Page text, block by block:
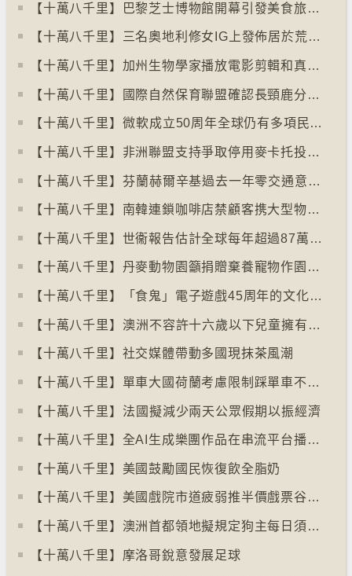
【十萬八千里】巴黎芝士博物館開幕引發美食旅遊熱潮
【十萬八千里】三名奧地利修女IG上發佈居於荒廢修道院情況結果廣受歡迎
【十萬八千里】加州生物學家播放電影剪輯和真人聲音驅狼
【十萬八千里】國際自然保育聯盟確認長頸鹿分四個品種有助制訂保育方案
【十萬八千里】⁠微軟成立50周年全球仍有多項民生系統沿用舊視窗系統
【十萬八千里】非洲聯盟支持爭取停用麥卡托投影法地點
【十萬八千里】⁠芬蘭赫爾辛基過去一年零交通意外致死個案
【十萬八千里】南韓連鎖咖啡店禁顧客携大型物品以減少長期佔位辦公情況
【十萬八千里】世衞報告估計全球每年超過87萬死亡個案與孤獨病有關
【十萬八千里】丹麥動物園籲捐贈棄養寵物作園內動物食糧
【十萬八千里】「食鬼」電子遊戲45周年的文化現象
【十萬八千里】⁠澳洲不容許十六歲以下兒童擁有YOUTUBE帳戶
【十萬八千里】社交媒體帶動多國現抹茶風潮
【十萬八千里】單車大國荷蘭考慮限制踩單車不高於時速廿五公里
【十萬八千里】⁠法國擬減少兩天公眾假期以振經濟
【十萬八千里】全AI生成樂團作品在串流平台播放率累積過百萬
【十萬八千里】美國鼓勵國民恢復飲全脂奶
【十萬八千里】美國戲院市道疲弱推半價戲票谷生意
【十萬八千里】澳洲首都領地擬規定狗主每日須陪狗隻三小時
【十萬八千里】摩洛哥銳意發展足球